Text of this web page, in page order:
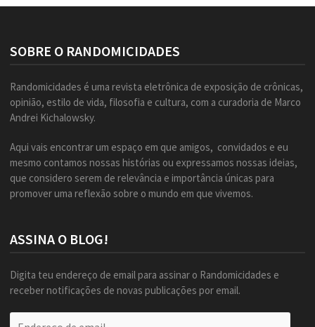
SOBRE O RANDOMICIDADES
Randomicidades é uma revista eletrônica de exposição de crônicas,
opinião, estilo de vida, filosofia e cultura, com a curadoria de Marco
Andrei Kichalowsky.
Aqui vais encontrar um espaço em que amigos, convidados e eu
mesmo contamos nossas histórias ou expressamos nossas ideias,
que considero serem de relevância e importância únicas para
promover uma reflexão sobre o mundo em que vivemos.
ASSINA O BLOG!
Digita teu endereço de email para assinar o Randomicidades e
receber notificações de novas publicações por email.